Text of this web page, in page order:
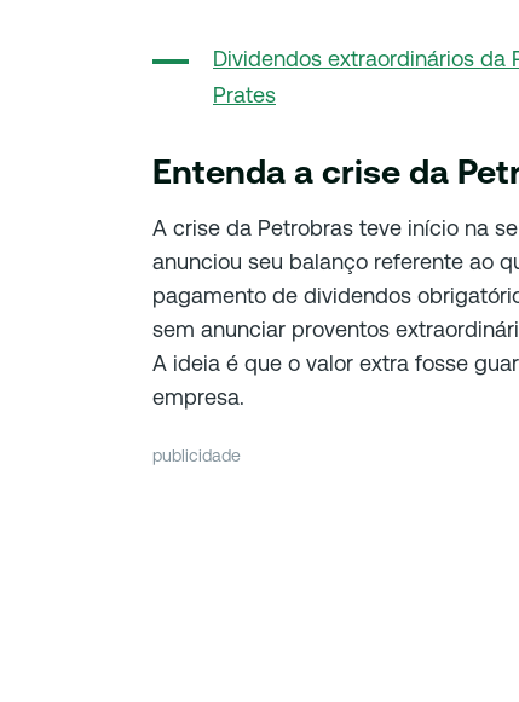
Dividendos extraordinários da
Prates
Entenda a crise da
A crise da Petrobras teve início na
anunciou seu balanço referente ao
pagamento de dividendos
sem anunciar proventos
A ideia é que o valor extra fosse
empresa.
publicidade